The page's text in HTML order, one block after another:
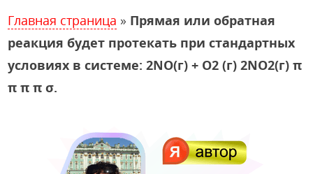
Главная страница » Прямая или обратная
реакция будет протекать при стандартных
условиях в системе: 2NO(г) + O2 (г) 2NO2(г) π
π π π σ.